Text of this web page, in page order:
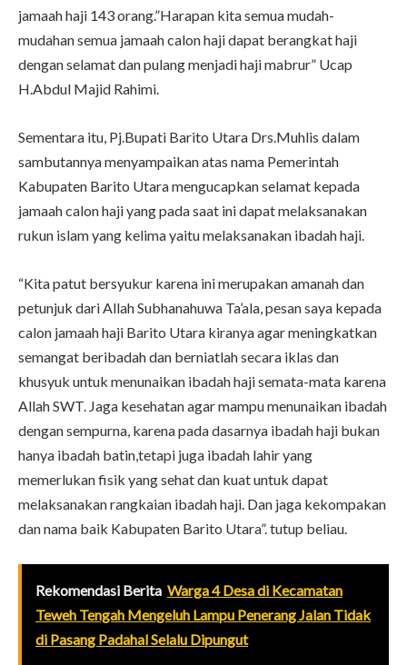
jamaah haji 143 orang.”Harapan kita semua mudah-
mudahan semua jamaah calon haji dapat berangkat haji
dengan selamat dan pulang menjadi haji mabrur” Ucap
H.Abdul Majid Rahimi.
Sementara itu, Pj.Bupati Barito Utara Drs.Muhlis dalam
sambutannya menyampaikan atas nama Pemerintah
Kabupaten Barito Utara mengucapkan selamat kepada
jamaah calon haji yang pada saat ini dapat melaksanakan
rukun islam yang kelima yaitu melaksanakan ibadah haji.
“Kita patut bersyukur karena ini merupakan amanah dan
petunjuk dari Allah Subhanahuwa Ta’ala, pesan saya kepada
calon jamaah haji Barito Utara kiranya agar meningkatkan
semangat beribadah dan berniatlah secara iklas dan
khusyuk untuk menunaikan ibadah haji semata-mata karena
Allah SWT. Jaga kesehatan agar mampu menunaikan ibadah
dengan sempurna, karena pada dasarnya ibadah haji bukan
hanya ibadah batin,tetapi juga ibadah lahir yang
memerlukan fisik yang sehat dan kuat untuk dapat
melaksanakan rangkaian ibadah haji. Dan jaga kekompakan
dan nama baik Kabupaten Barito Utara”. tutup beliau.
Rekomendasi Berita Warga 4 Desa di Kecamatan
Teweh Tengah Mengeluh Lampu Penerang Jalan Tidak
di Pasang Padahal Selalu Dipungut